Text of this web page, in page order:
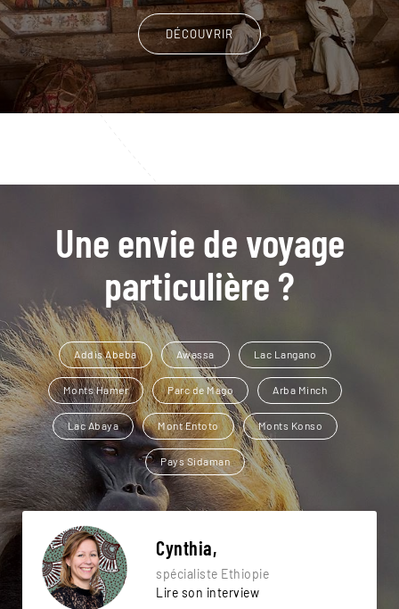
DÉCOUVRIR
Une envie de voyage
particulière ?
Addis Abeba Awassa Lac Langano
Monts Hamer Parc de Mago Arba Minch
Lac Abaya Mont Entoto Monts Konso
Pays Sidaman
Cynthia,
spécialiste Ethiopie
Lire son interview